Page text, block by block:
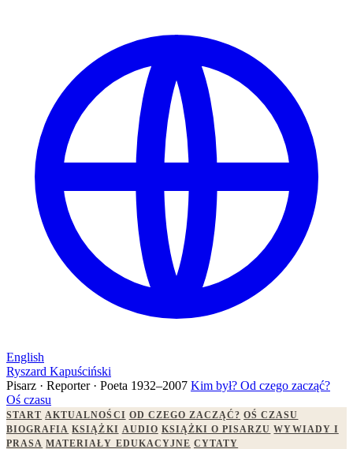
English
Ryszard Kapuściński
Pisarz · Reporter · Poeta 1932–2007 Kim był? Od czego zacząć?
Oś czasu
START AKTUALNOŚCI OD CZEGO ZACZĄĆ? OŚ CZASU
BIOGRAFIA KSIĄŻKI AUDIO KSIĄŻKI O PISARZU WYWIADY I
PRASA MATERIAŁY EDUKACYJNE CYTATY